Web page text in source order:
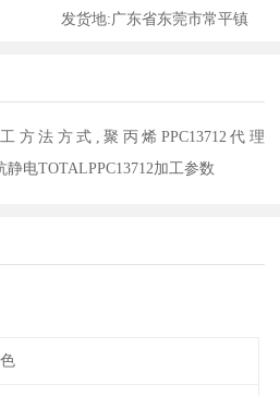
发货地:广东省东莞市常平镇
方法方式,聚丙烯PPC13712代理
电TOTALPPC13712加工参数